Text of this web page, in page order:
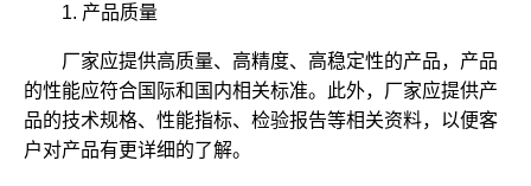
1. 产品质量
厂家应提供高质量、高精度、高稳定性的产品，产品
的性能应符合国际和国内相关标准。此外，厂家应提供产
品的技术规格、性能指标、检验报告等相关资料，以便客
户对产品有更详细的了解。